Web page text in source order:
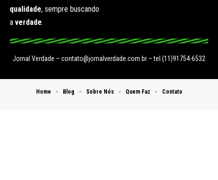
qualidade, sempre buscando
a verdade.
Jornal Verdade – contato@jornalverdade.com.br – tel.(11)91754-6532
Home Blog Sobre Nós Quem Faz Contato